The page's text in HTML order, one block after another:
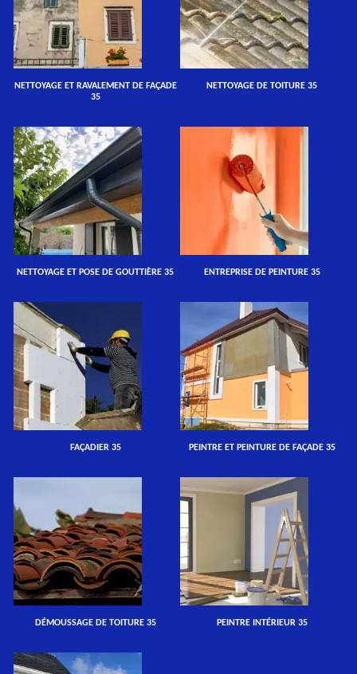
NETTOYAGE ET RAVALEMENT DE FAÇADE
35
NETTOYAGE DE TOITURE 35
NETTOYAGE ET POSE DE GOUTTIÈRE 35 ENTREPRISE DE PEINTURE 35
FAÇADIER 35 PEINTRE ET PEINTURE DE FAÇADE 35
DÉMOUSSAGE DE TOITURE 35 PEINTRE INTÉRIEUR 35